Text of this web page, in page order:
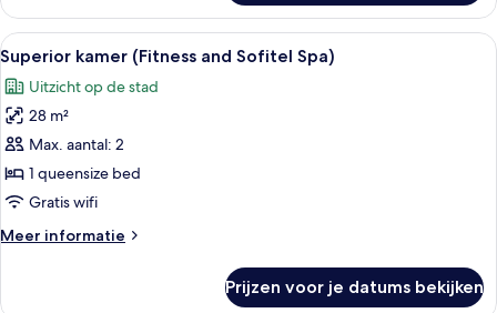
Gym
Access)
laden
kamer,
kingsize
bed
(Old
Port
Spa
and
Gym
Access)
Alle
foto's
voor
Superior
kamer
(Fitness
and
Spa)
Luxe beddengoed, pillowtop-
5
Superior kamer (Fitness and Sofitel Spa)
Uitzicht op de stad
28 m²
Max. aantal: 2
1 queensize bed
Gratis wifi
Meer informatie
Meer
Prijzen voor je datums bekijken